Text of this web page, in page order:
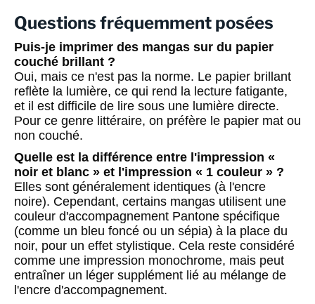
Questions fréquemment posées
Puis-je imprimer des mangas sur du papier
couché brillant ?
Oui, mais ce n'est pas la norme. Le papier brillant
reflète la lumière, ce qui rend la lecture fatigante,
et il est difficile de lire sous une lumière directe.
Pour ce genre littéraire, on préfère le papier mat ou
non couché.
Quelle est la différence entre l'impression «
noir et blanc » et l'impression « 1 couleur » ?
Elles sont généralement identiques (à l'encre
noire). Cependant, certains mangas utilisent une
couleur d'accompagnement Pantone spécifique
(comme un bleu foncé ou un sépia) à la place du
noir, pour un effet stylistique. Cela reste considéré
comme une impression monochrome, mais peut
entraîner un léger supplément lié au mélange de
l'encre d'accompagnement.